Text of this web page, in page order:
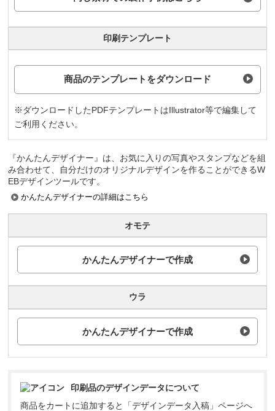
印刷テンプレート
商品のテンプレートをダウンロード
※ダウンロードしたPDFテンプレートはIllustrator等で編集して
ご利用ください。
『かんたんデザイナー』は、お気に入りの写真やスタンプなどを組
み合わせて、自分だけのオリジナルデザインを作ることができるW
EBデザインツールです。
かんたんデザイナーの詳細はこちら
オモテ
かんたんデザイナーで作成
ウラ
かんたんデザイナーで作成
印刷品のデザインデータについて
商品をカートに追加すると「デザインデータ入稿」ページへ